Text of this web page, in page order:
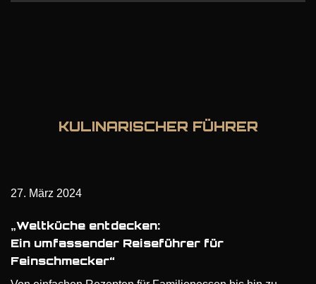
KULINARISCHER FÜHRER
27. März 2024
„Weltküche entdecken:
Ein umfassender Reiseführer für
Feinschmecker“